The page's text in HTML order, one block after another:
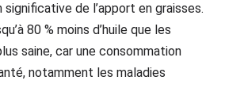
significative de l’apport en graisses.
80 % moins d’huile que les
saine, car une consommation
notamment les maladies